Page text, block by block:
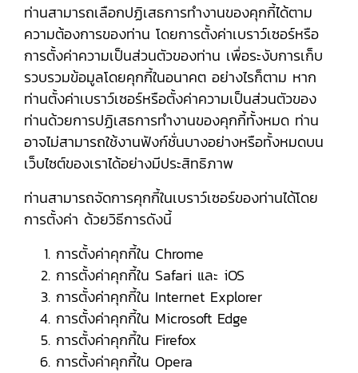
ท่านสามารถเลือกปฏิเสธการทำงานของคุกกี้ได้ตาม
ความต้องการของท่าน โดยการตั้งค่าเบราว์เซอร์หรือ
การตั้งค่าความเป็นส่วนตัวของท่าน เพื่อระงับการเก็บ
รวบรวมข้อมูลโดยคุกกี้ในอนาคต อย่างไรก็ตาม หาก
ท่านตั้งค่าเบราว์เซอร์หรือตั้งค่าความเป็นส่วนตัวของ
ท่านด้วยการปฏิเสธการทำงานของคุกกี้ทั้งหมด ท่าน
อาจไม่สามารถใช้งานฟังก์ชั่นบางอย่างหรือทั้งหมดบน
เว็บไซต์ของเราได้อย่างมีประสิทธิภาพ
ท่านสามารถจัดการคุกกี้ในเบราว์เซอร์ของท่านได้โดย
การตั้งค่า ด้วยวิธีการดังนี้
การตั้งค่าคุกกี้ใน Chrome
การตั้งค่าคุกกี้ใน Safari และ iOS
การตั้งค่าคุกกี้ใน Internet Explorer
การตั้งค่าคุกกี้ใน Microsoft Edge
การตั้งค่าคุกกี้ใน Firefox
การตั้งค่าคุกกี้ใน Opera